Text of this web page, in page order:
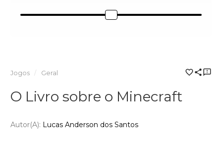
Jogos Geral
O Livro sobre o Minecraft
Autor(a): Lucas Anderson dos Santos